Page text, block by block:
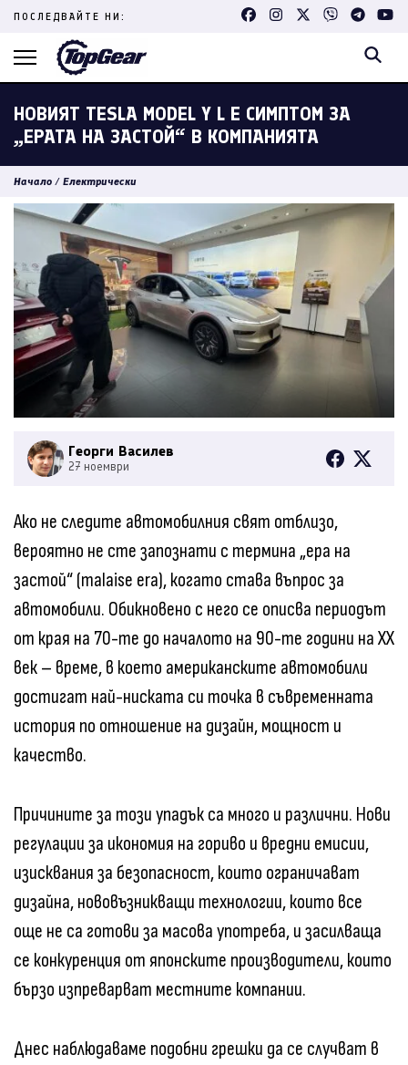
Skip
content
ПОСЛЕДВАЙТЕ НИ:
НОВИЯТ TESLA MODEL Y L Е СИМПТОМ ЗА
„ЕРАТА НА ЗАСТОЙ“ В КОМПАНИЯТА
Начало / Електрически
Георги Василев
27 ноември
Ако не следите автомобилния свят отблизо,
вероятно не сте запознати с термина „ера на
застой“ (malaise era), когато става въпрос за
автомобили. Обикновено с него се описва периодът
от края на 70-те до началото на 90-те години на XX
век – време, в което американските автомобили
достигат най-ниската си точка в съвременната
история по отношение на дизайн, мощност и
качество.
Причините за този упадък са много и различни. Нови
регулации за икономия на гориво и вредни емисии,
изисквания за безопасност, които ограничават
дизайна, нововъзникващи технологии, които все
още не са готови за масова употреба, и засилваща
се конкуренция от японските производители, които
бързо изпреварват местните компании.
Днес наблюдаваме подобни грешки да се случват в